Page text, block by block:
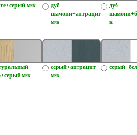
м/к
дуб
шамони+антрацит
м/к
дуб
к
м/к
серый+антрацит
м/к